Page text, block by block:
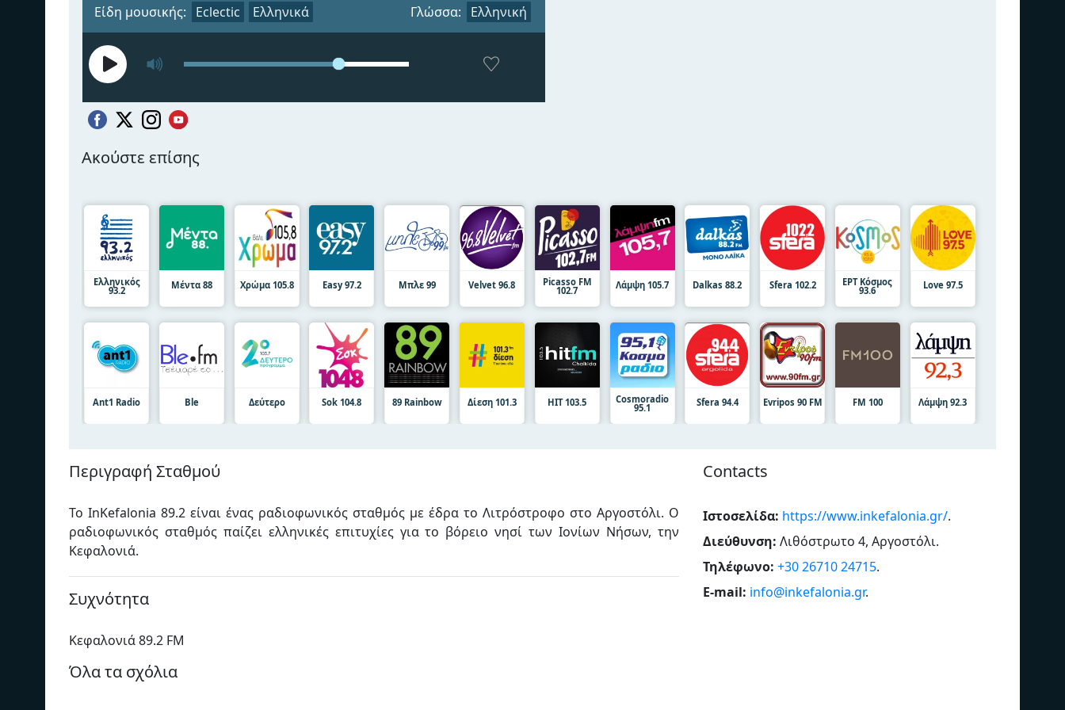
Είδη μουσικής: Eclectic Ελληνικά Γλώσσα: Ελληνική
Ακούστε επίσης
Ελληνικός
93.2 Μέντα 88 Χρώμα 105.8 Easy 97.2 Μπλε 99 Velvet 96.8 Picasso FM
102.7 Λάμψη 105.7 Dalkas 88.2 Sfera 102.2 ΕΡΤ Κόσμος
93.6 Love 97.5
Ant1 Radio Ble Δεύτερο Sok 104.8 89 Rainbow Δίεση 101.3 HIT 103.5 Cosmoradio
95.1 Sfera 94.4 Evripos 90 FM FM 100 Λάμψη 92.3
Περιγραφή Σταθμού
Το InKefalonia 89.2 είναι ένας ραδιοφωνικός σταθμός με έδρα το Λιτρόστροφο στο Αργοστόλι. Ο
ραδιοφωνικός σταθμός παίζει ελληνικές επιτυχίες για το βόρειο νησί των Ιονίων Νήσων, την
Κεφαλονιά.
Συχνότητα
Κεφαλονιά 89.2 FM
Contacts
Ιστοσελίδα: https://www.inkefalonia.gr/.
Διεύθυνση: Λιθόστρωτο 4, Αργοστόλι.
Τηλέφωνο: +30 26710 24715.
E-mail: info@inkefalonia.gr.
Όλα τα σχόλια